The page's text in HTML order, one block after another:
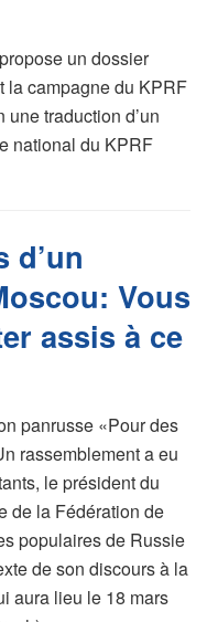
un dossier
la campagne du KPRF
une traduction d’un
national du KPRF
d’un
Vous
assis à ce
panrusse «Pour des
rassemblement a eu
le président du
de la Fédération de
populaires de Russie
de son discours à la
aura lieu le 18 mars